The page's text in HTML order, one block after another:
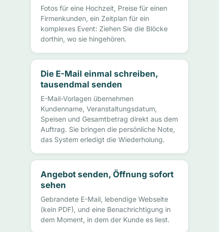
Fotos für eine Hochzeit, Preise für einen
Firmenkunden, ein Zeitplan für ein
komplexes Event: Ziehen Sie die Blöcke
dorthin, wo sie hingehören.
Die E-Mail einmal schreiben,
tausendmal senden
E-Mail-Vorlagen übernehmen
Kundenname, Veranstaltungsdatum,
Speisen und Gesamtbetrag direkt aus dem
Auftrag. Sie bringen die persönliche Note,
das System erledigt die Wiederholung.
Angebot senden, Öffnung sofort
sehen
Gebrandete E-Mail, lebendige Webseite
(kein PDF), und eine Benachrichtigung in
dem Moment, in dem der Kunde es liest.